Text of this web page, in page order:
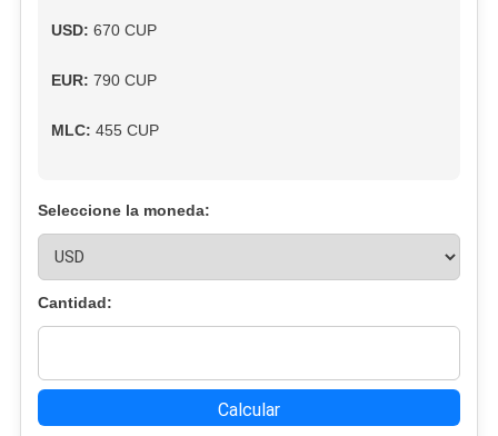
USD: 670 CUP
EUR: 790 CUP
MLC: 455 CUP
Seleccione la moneda:
Cantidad:
Calcular